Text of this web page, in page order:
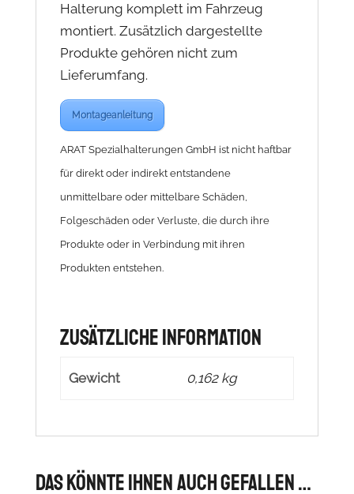
Halterung komplett im Fahrzeug
montiert. Zusätzlich dargestellte
Produkte gehören nicht zum
Lieferumfang.
Montageanleitung
ARAT Spezialhalterungen GmbH ist nicht haftbar
für direkt oder indirekt entstandene
unmittelbare oder mittelbare Schäden,
Folgeschäden oder Verluste, die durch ihre
Produkte oder in Verbindung mit ihren
Produkten entstehen.
Zusätzliche Information
Gewicht 0,162 kg
Das könnte Ihnen auch gefallen …